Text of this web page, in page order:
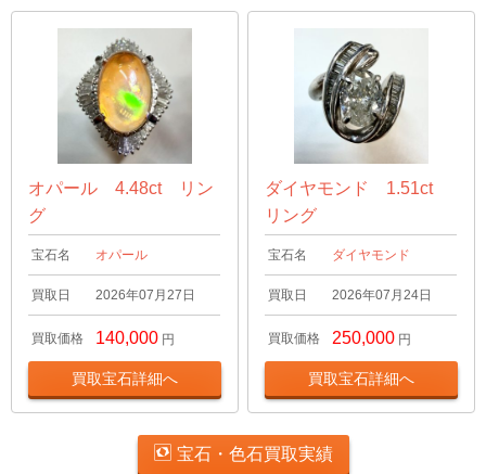
オパール 4.48ct リン
グ
宝石名 オパール
買取日 2026年07月27日
買取価格 140,000 円
買取宝石詳細へ
ダイヤモンド 1.51ct
リング
宝石名 ダイヤモンド
買取日 2026年07月24日
買取価格 250,000 円
買取宝石詳細へ
宝石・色石買取実績